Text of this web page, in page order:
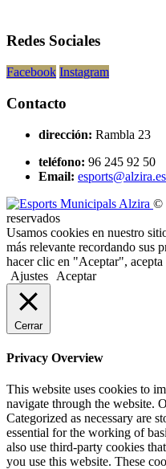
Redes Sociales
Facebook Instagram
Contacto
dirección: Rambla 23
teléfono: 96 245 92 50
Email: esports@alzira.es
©
reservados
Usamos cookies en nuestro
más relevante recordando sus
hacer clic en "Aceptar",
Ajustes
Aceptar
Cerrar
Privacy Overview
This website uses cookies to
navigate through the website.
Categorized as necessary are
essential for the working of
also use third-party cookies
you use this website. These